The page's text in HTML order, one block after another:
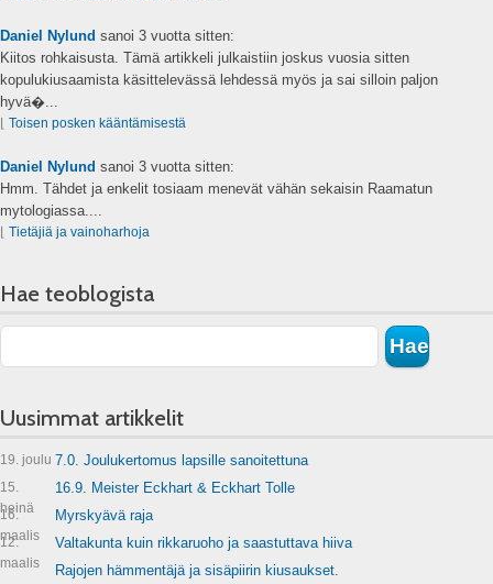
Daniel Nylund sanoi 3 vuotta sitten:
Kiitos rohkaisusta. Tämä artikkeli julkaistiin joskus vuosia sitten
kopulukiusaamista käsittelevässä lehdessä myös ja sai silloin paljon
hyvä�...
Toisen posken kääntämisestä
Daniel Nylund sanoi 3 vuotta sitten:
Hmm. Tähdet ja enkelit tosiaam menevät vähän sekaisin Raamatun
mytologiassa....
Tietäjiä ja vainoharhoja
Hae teoblogista
Uusimmat artikkelit
19. joulu 7.0. Joulukertomus lapsille sanoitettuna
15.
heinä
16.9. Meister Eckhart & Eckhart Tolle
16.
maalis
Myrskyävä raja
12.
maalis
Valtakunta kuin rikkaruoho ja saastuttava hiiva
Rajojen hämmentäjä ja sisäpiirin kiusaukset.